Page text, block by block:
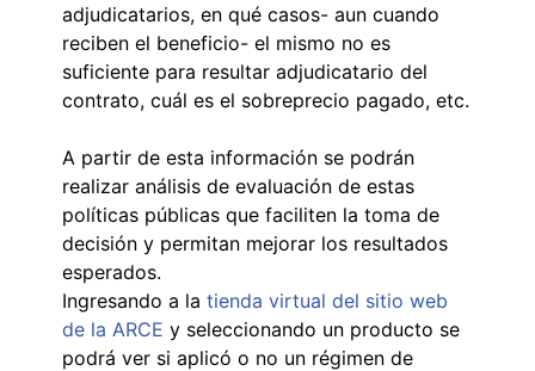
adjudicatarios, en qué casos- aun cuando
reciben el beneficio- el mismo no es
suficiente para resultar adjudicatario del
contrato, cuál es el sobreprecio pagado, etc.
A partir de esta información se podrán
realizar análisis de evaluación de estas
políticas públicas que faciliten la toma de
decisión y permitan mejorar los resultados
esperados.
Ingresando a la tienda virtual del sitio web
de la ARCE y seleccionando un producto se
podrá ver si aplicó o no un régimen de